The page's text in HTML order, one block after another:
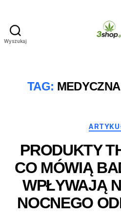
Wyszukaj
TAG:
PRODUKTY
CO MÓWIĄ
WPŁYWAJĄ
NOCNEGO